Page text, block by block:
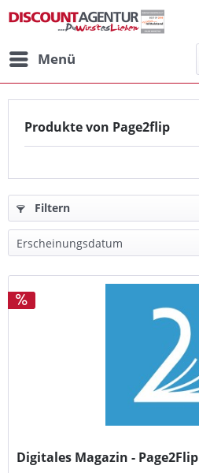
Menü
Produkte von Page2flip
Filtern
Digitales Magazin - Page2Flip